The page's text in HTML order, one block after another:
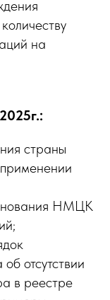
на
страны
НМЦК
отсутствии
в реестре